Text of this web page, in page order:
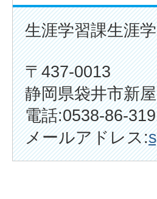
生涯学習課生涯
〒437-0013
静岡県袋井市新
電話:0538-86-
メールアドレス: